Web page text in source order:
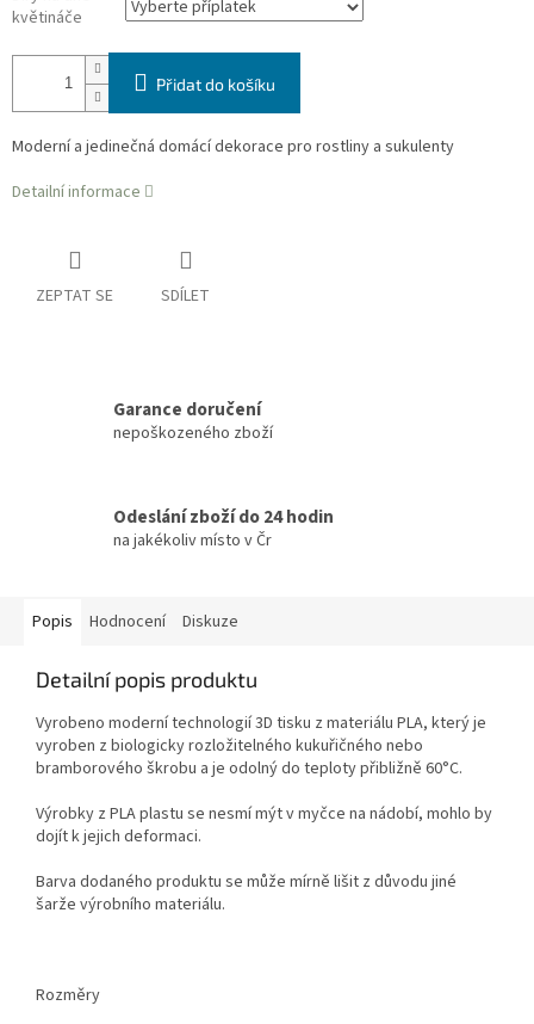
květináče
Přidat do košíku
Moderní a jedinečná domácí dekorace pro rostliny a sukulenty
Detailní informace
ZEPTAT SE SDÍLET
Garance doručení
nepoškozeného zboží
Odeslání zboží do 24 hodin
na jakékoliv místo v Čr
Popis Hodnocení Diskuze
Detailní popis produktu
Vyrobeno moderní technologií 3D tisku z materiálu PLA, který je
vyroben z biologicky rozložitelného kukuřičného nebo
bramborového škrobu a je odolný do teploty přibližně 60°C.
Výrobky z PLA plastu se nesmí mýt v myčce na nádobí, mohlo by
dojít k jejich deformaci.
Barva dodaného produktu se může mírně lišit z důvodu jiné
šarže výrobního materiálu.
Rozměry